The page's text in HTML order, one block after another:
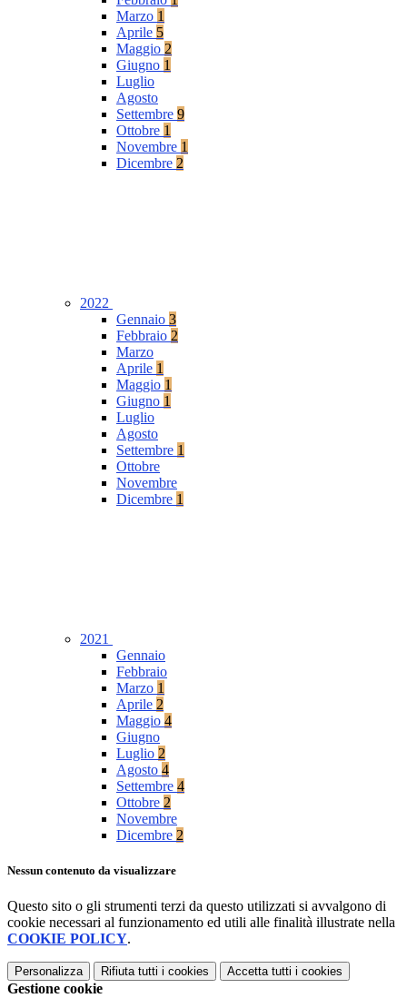
Marzo 1
Aprile 5
Maggio 2
Giugno 1
Luglio
Agosto
Settembre 9
Ottobre 1
Novembre 1
Dicembre 2
2022
Gennaio 3
Febbraio 2
Marzo
Aprile 1
Maggio 1
Giugno 1
Luglio
Agosto
Settembre 1
Ottobre
Novembre
Dicembre 1
2021
Gennaio
Febbraio
Marzo 1
Aprile 2
Maggio 4
Giugno
Luglio 2
Agosto 4
Settembre 4
Ottobre 2
Novembre
Dicembre 2
Nessun contenuto da visualizzare
Questo sito o gli strumenti terzi da questo utilizzati si avvalgono di
cookie necessari al funzionamento ed utili alle finalità illustrate nella
COOKIE POLICY.
Personalizza Rifiuta tutti i cookies Accetta tutti i cookies
Gestione cookie